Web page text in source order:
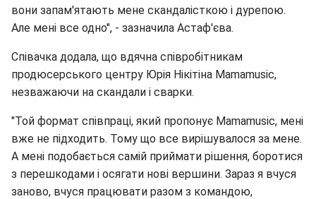
вони запам'ятають мене скандалісткою і дурепою.
Але мені все одно", - зазначила Астаф'єва.
Співачка додала, що вдячна співробітникам
продюсерського центру Юрія Нікітіна Mamamusic,
незважаючи на скандали і сварки.
"Той формат співпраці, який пропонує Mamamusic, мені
вже не підходить. Тому що все вирішувалося за мене.
А мені подобається самій приймати рішення, боротися
з перешкодами і осягати нові вершини. Зараз я вчуся
заново, вчуся працювати разом з командою,